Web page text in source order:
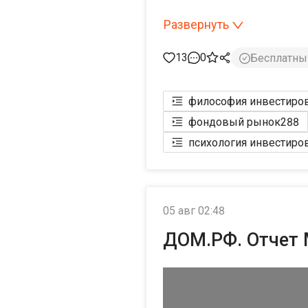
или «Платина».
самые
неделю.
вопросы, задавайте
P. S. Полный
Развернуть
13 0
философия
фондовый рынок288
психология
05 авг 02:48
ДОМ.РФ. Отчет